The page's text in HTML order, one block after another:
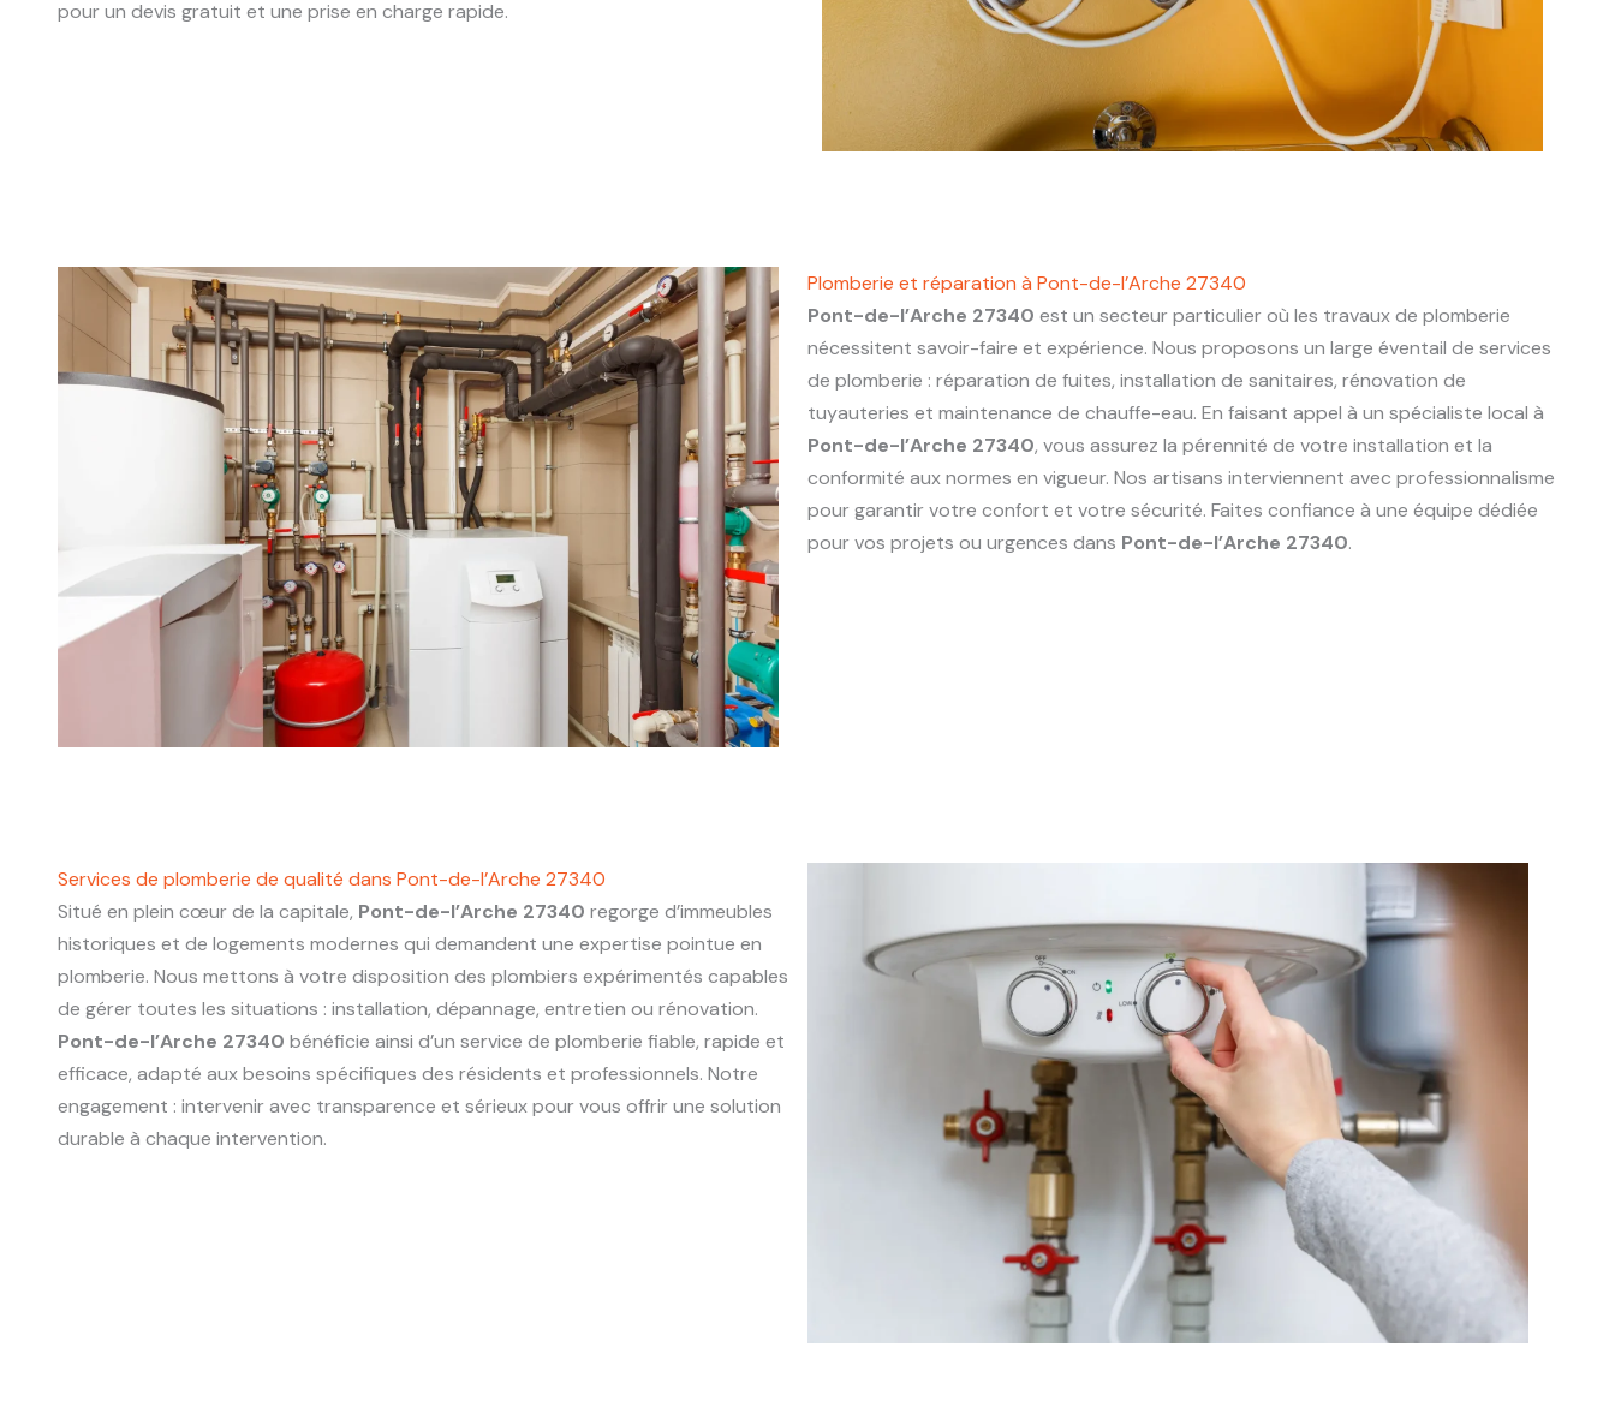
pour un devis gratuit et une prise en charge rapide.
Plomberie et réparation à Pont-de-l’Arche 27340
Pont-de-l’Arche 27340 est un secteur particulier où les travaux de plomberie
nécessitent savoir-faire et expérience. Nous proposons un large éventail de services
de plomberie : réparation de fuites, installation de sanitaires, rénovation de
tuyauteries et maintenance de chauffe-eau. En faisant appel à un spécialiste local à
Pont-de-l’Arche 27340, vous assurez la pérennité de votre installation et la
conformité aux normes en vigueur. Nos artisans interviennent avec professionnalisme
pour garantir votre confort et votre sécurité. Faites confiance à une équipe dédiée
pour vos projets ou urgences dans Pont-de-l’Arche 27340.
Services de plomberie de qualité dans Pont-de-l’Arche 27340
Situé en plein cœur de la capitale, Pont-de-l’Arche 27340 regorge d’immeubles
historiques et de logements modernes qui demandent une expertise pointue en
plomberie. Nous mettons à votre disposition des plombiers expérimentés capables
de gérer toutes les situations : installation, dépannage, entretien ou rénovation.
Pont-de-l’Arche 27340 bénéficie ainsi d’un service de plomberie fiable, rapide et
efficace, adapté aux besoins spécifiques des résidents et professionnels. Notre
engagement : intervenir avec transparence et sérieux pour vous offrir une solution
durable à chaque intervention.